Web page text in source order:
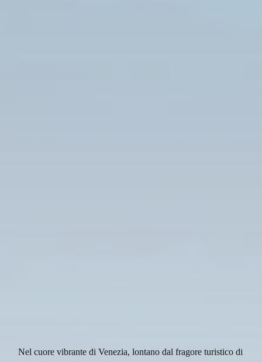
Nel cuore vibrante di Venezia, lontano dal fragore turistico di